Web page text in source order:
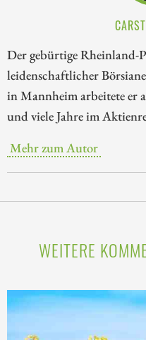
Der gebürtige Rheinland-
leidenschaftlicher
in Mannheim arbeitete er
und viele Jahre im
Mehr zum Autor
WEITERE